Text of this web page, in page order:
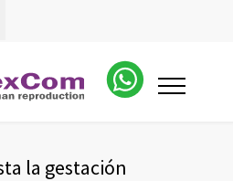
la gestación